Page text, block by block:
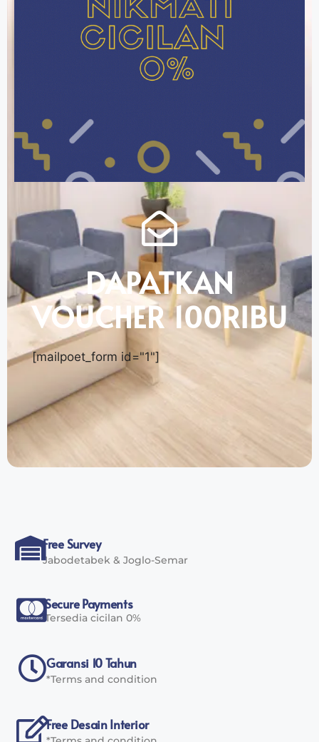
DAPATKAN
VOUCHER 100RIBU
[mailpoet_form id="1"]
Free Survey
Jabodetabek & Joglo-Semar
Secure Payments
Tersedia cicilan 0%
Garansi 10 Tahun
*Terms and condition
Free Desain Interior